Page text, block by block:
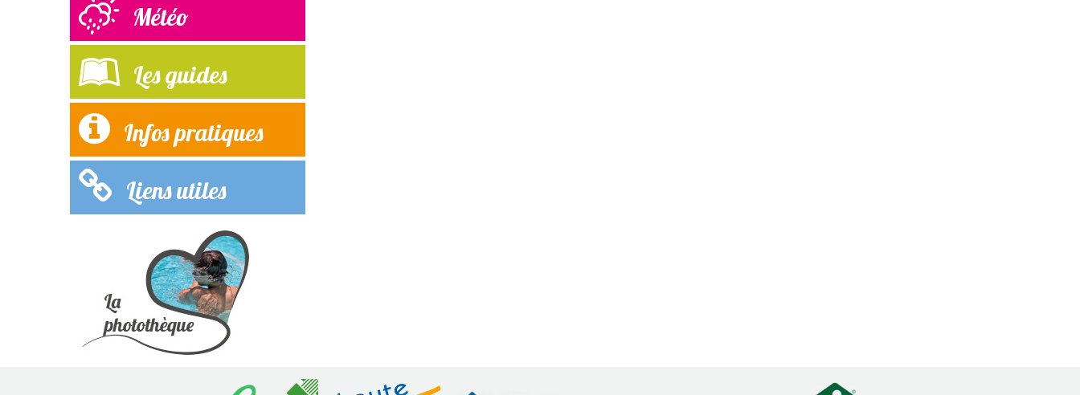
Météo
Les guides
Infos pratiques
Liens utiles